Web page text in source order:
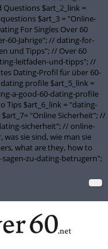
$art_2_link =
$art_3 = "Online-
For Singles Over 60
60-Jahrige"; // dating-for-
und Tipps"; // Over 60
leitfaden-und-tipps"; //
Dating-Profil für über 60-
profile $art_5_link =
a-good-60-dating-profile
Tips $art_6_link = "dating-
"Online Sicherheit"; //
sicherheit"; // online-
sie sind, wie man sie
what are they, how to
zu-dating-betrugern";